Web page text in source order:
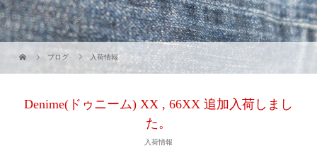
ブログ 入荷情報
Denime(ドゥニーム) XX , 66XX 追加入荷しまし
た。
入荷情報